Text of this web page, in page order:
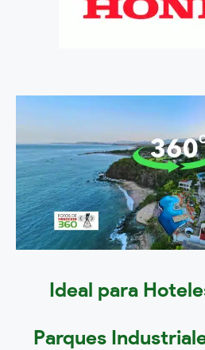
Ideal para
Parques